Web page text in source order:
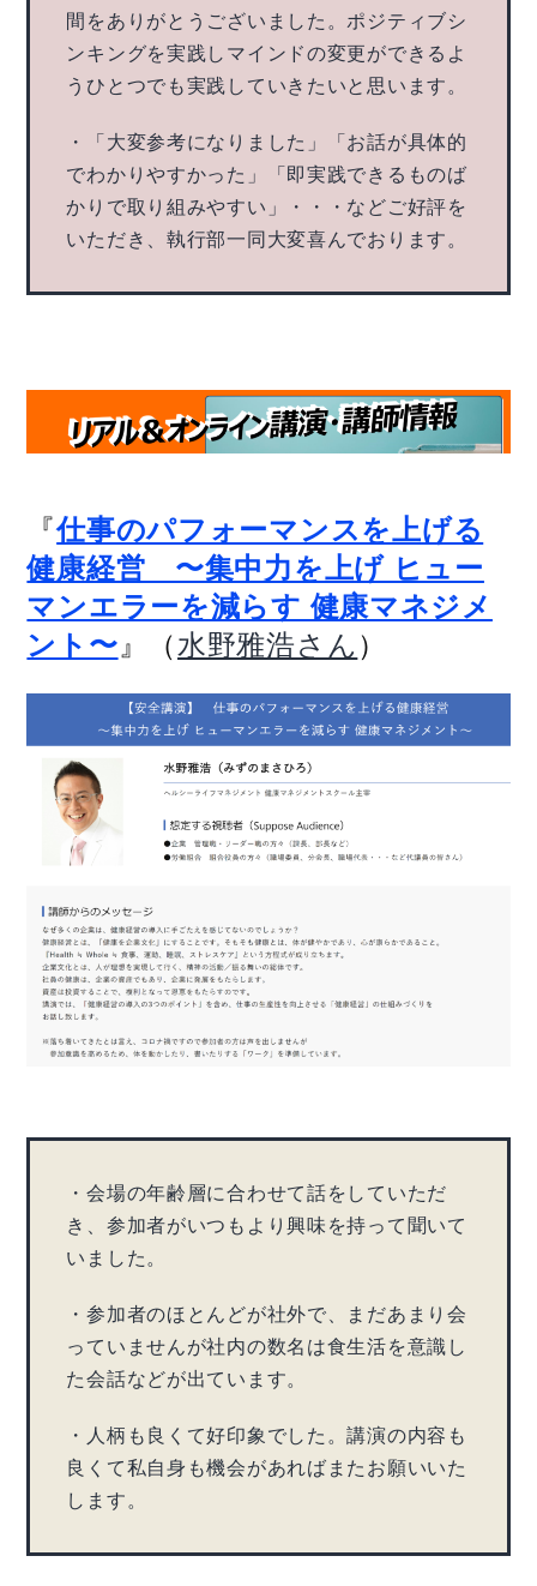
間をありがとうございました。ポジティブシ
ンキングを実践しマインドの変更ができるよ
うひとつでも実践していきたいと思います。
・「大変参考になりました」「お話が具体的
でわかりやすかった」「即実践できるものば
かりで取り組みやすい」・・・などご好評を
いただき、執行部一同大変喜んでおります。
『仕事のパフォーマンスを上げる
健康経営 〜集中力を上げ ヒュー
マンエラーを減らす 健康マネジメ
ント〜 』（水野雅浩さん ）
・会場の年齢層に合わせて話をしていただ
き、参加者がいつもより興味を持って聞いて
いました。
・参加者のほとんどが社外で、まだあまり会
っていませんが社内の数名は食生活を意識し
た会話などが出ています。
・人柄も良くて好印象でした。講演の内容も
良くて私自身も機会があればまたお願いいた
します。